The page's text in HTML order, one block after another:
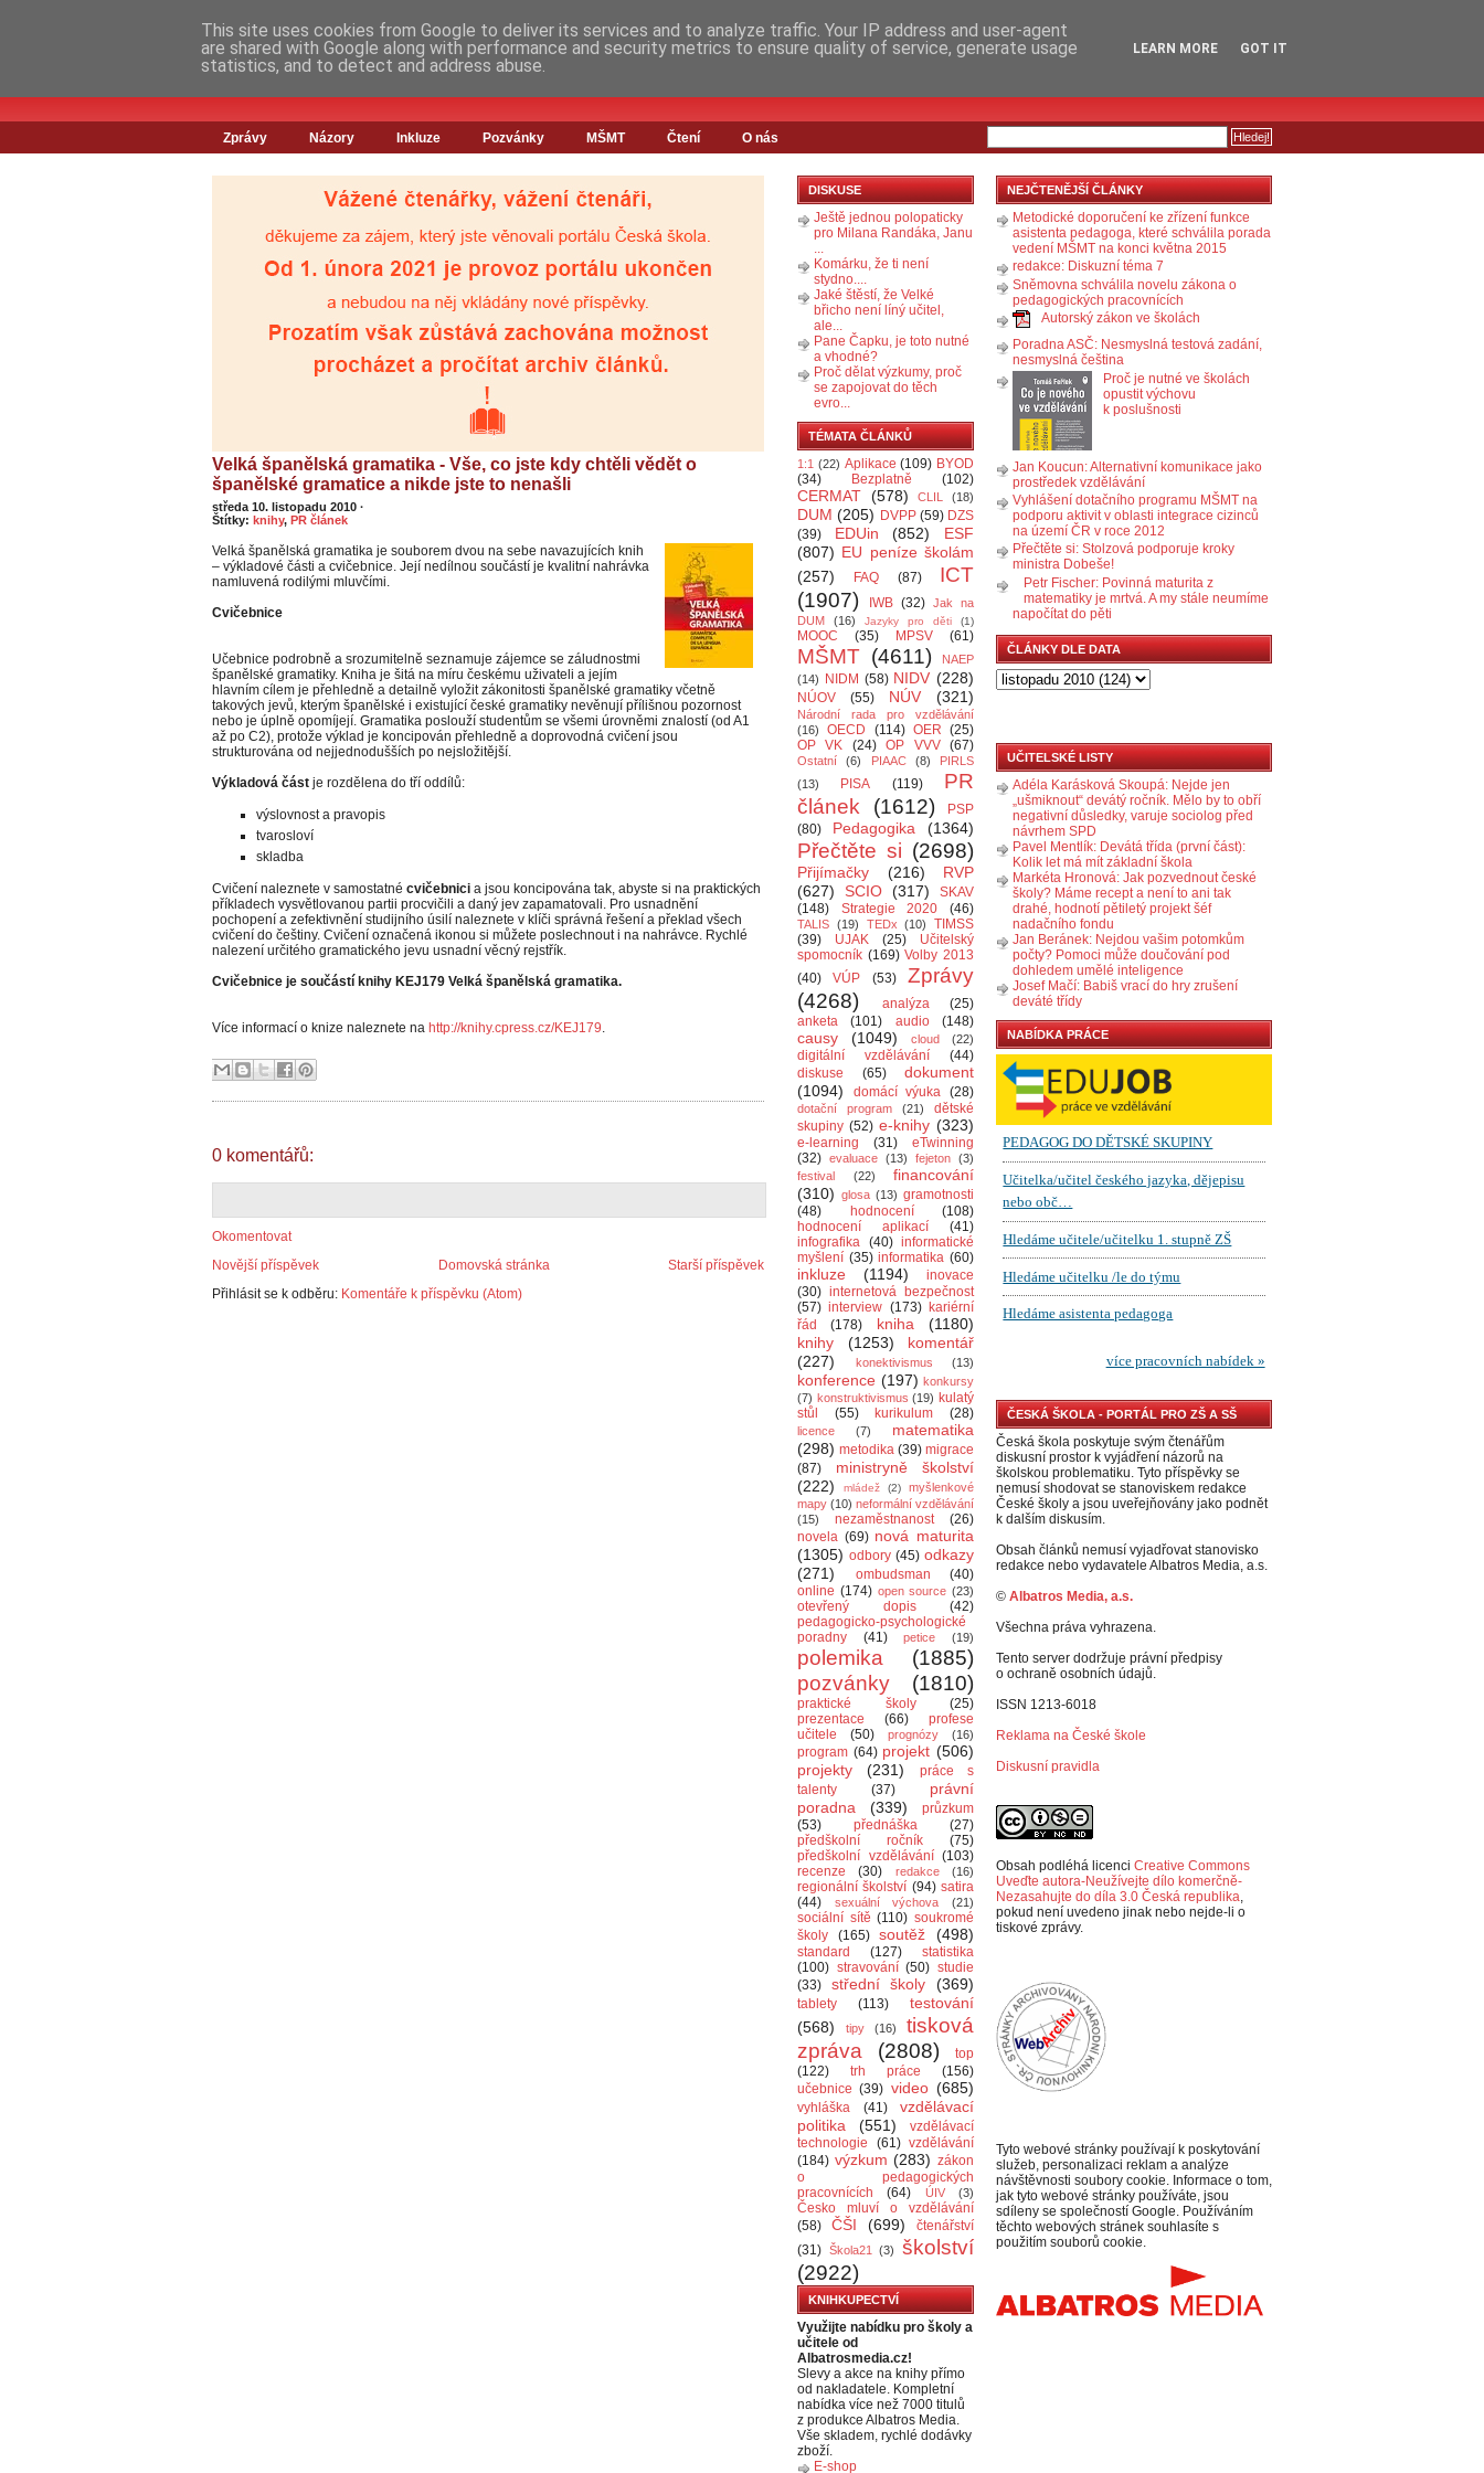
Zprávy Názory Inkluze Pozvánky MŠMT Čtení O nás
Velká španělská gramatika - Vše, co jste kdy chtěli vědět o
španělské gramatice a nikde jste to nenašli
středa 10. listopadu 2010 ·
Štítky: knihy, PR článek
Velká španělská gramatika je souborem dvou na sebe navazujících knih
– výkladové části a cvičebnice. Její nedílnou součástí je kvalitní nahrávka
namluvená rodilými mluvčími.
Cvičebnice
Učebnice podrobně a srozumitelně seznamuje zájemce se záludnostmi
španělské gramatiky. Kniha je šitá na míru českému uživateli a jejím
hlavním cílem je přehledně a detailně vyložit zákonitosti španělské gramatiky včetně
takových jevů, kterým španělské i existující české gramatiky nevěnují přílišnou pozornost
nebo je úplně opomíjejí. Gramatika poslouží studentům se všemi úrovněmi znalostí (od A1
až po C2), protože výklad je koncipován přehledně a doprovodná cvičení jsou
strukturována od nejjednodušších po nejsložitější.
Výkladová část je rozdělena do tří oddílů:
výslovnost a pravopis
tvarosloví
skladba
Cvičení naleznete v samostatné cvičebnici a jsou koncipována tak, abyste si na praktických
příkladech vysvětlovanou partii procvičili a daný jev zapamatovali. Pro usnadnění
pochopení a zefektivnění studijního úsilí naleznete v klíči správná řešení a překlad všech
cvičení do češtiny. Cvičení označená ikonou si můžete poslechnout i na nahrávce. Rychlé
nalezení určitého gramatického jevu usnadní věcný rejstřík.
Cvičebnice je součástí knihy KEJ179 Velká španělská gramatika.
Více informací o knize naleznete na http://knihy.cpress.cz/KEJ179.
0 komentářů:
Okomentovat
Novější příspěvek
Starší příspěvek
Domovská stránka
Přihlásit se k odběru: Komentáře k příspěvku (Atom)
DISKUSE
Ještě jednou polopaticky
pro Milana Randáka, Janu
...
Komárku, že ti není
stydno....
Jaké štěstí, že Velké
břicho není líný učitel,
ale...
Pane Čapku, je toto nutné
a vhodné?
Proč dělat výzkumy, proč
se zapojovat do těch
evro...
TÉMATA ČLÁNKŮ
1:1 (22) Aplikace (109) BYOD
(34)
Bezplatně (102)
CERMAT (578) CLIL (18)
DUM (205) DVPP (59) DZS
(39)
EDUin (852)
ESF
(807) EU peníze školám
(257)
FAQ (87)
ICT
(1907)
IWB (32) Jak na
DUM
(16) Jazyky pro děti (1)
MOOC (35) MPSV (61)
MŠMT (4611)
NAEP
(14)
NIDM (58) NIDV (228)
NÚOV (55) NÚV (321)
Národní rada pro vzdělávání
(16)
OECD (114) OER (25)
OP VK
(24) OP VVV (67)
Ostatní (6) PIAAC (8)
PIRLS
(13)
PISA (119)
PR
článek
(1612)
PSP
(80)
Pedagogika (1364)
Přečtěte si (2698)
Přijímačky (216)
RVP
(627)
SCIO (317)
SKAV
(148)
Strategie 2020 (46)
TALIS (19) TEDx (10)
TIMSS
(39)
UJAK (25)
Učitelský
spomocník (169) Volby 2013
(40)
VÚP (53)
Zprávy
(4268)
analýza
(25)
anketa
(101) audio (148)
causy (1049) cloud (22)
digitální vzdělávání
(44)
diskuse
(65)
dokument
(1094)
domácí výuka (28)
dotační program (21)
dětské
skupiny (52) e-knihy (323)
e-learning (31)
eTwinning
(32) evaluace (13) fejeton (3)
festival
(22)
financování
(310) glosa (13) gramotnosti
(48)
hodnocení
(108)
hodnocení aplikací
(41)
infografika (40) informatické
myšlení (35) informatika (60)
inkluze (1194)
inovace
(30) internetová bezpečnost
(57) interview (173) kariérní
řád
(178) kniha
(1180)
knihy
(1253)
komentář
(227)
konektivismus (13)
konference (197) konkursy
(7) konstruktivismus (19) kulatý
stůl
(55) kurikulum (28)
licence (7)
matematika
(298) metodika (39) migrace
(87)
ministryně školství
(222)
mládež (2)
myšlenkové
mapy (10) neformální vzdělávání
(15)
nezaměstnanost
(26)
novela (69) nová maturita
(1305) odbory (45) odkazy
(271)
ombudsman
(40)
online (174) open source (23)
otevřený dopis
(42)
pedagogicko-psychologické
poradny
(41) petice (19)
polemika
(1885)
pozvánky
(1810)
praktické školy
(25)
prezentace
(66)
profese
učitele
(50) prognózy (16)
program (64) projekt (506)
projekty
(231)
práce s
talenty
(37)
právní
poradna
(339)
průzkum
(53)
přednáška
(27)
předškolní ročník
(75)
předškolní vzdělávání (103)
recenze
(30) redakce (16)
regionální školství (94) satira
(44)
sexuální výchova (21)
sociální sítě (110) soukromé
školy
(165) soutěž (498)
standard (127)
statistika
(100) stravování (50) studie
(33)
střední školy (369)
tablety (113)
testování
(568)
tipy (16)
tisková
zpráva
(2808)
top
(122)
trh práce
(156)
učebnice (39) video (685)
vyhláška (41)
vzdělávací
politika
(551)
vzdělávací
technologie
(61) vzdělávání
(184) výzkum (283) zákon
o pedagogických
pracovnících
(64) ÚIV (3)
Česko mluví o vzdělávání
(58)
ČŠI (699)
čtenářství
(31) Škola21 (3)
školství
(2922)
KNIHKUPECTVÍ
Využijte nabídku pro školy a
učitele od
Albatrosmedia.cz!
Slevy a akce na knihy přímo
od nakladatele. Kompletní
nabídka více než 7000 titulů
z produkce Albatros Media.
Vše skladem, rychlé dodávky
zboží.
E-shop
NEJČTENĚJŠÍ ČLÁNKY
Metodické doporučení ke zřízení funkce
asistenta pedagoga, které schválila porada
vedení MŠMT na konci května 2015
redakce: Diskuzní téma 7
Sněmovna schválila novelu zákona o
pedagogických pracovnících
Autorský zákon ve školách
Poradna ASČ: Nesmyslná testová zadání,
nesmyslná čeština
Proč je nutné ve školách
opustit výchovu
k poslušnosti
Jan Koucun: Alternativní komunikace jako
prostředek vzdělávání
Vyhlášení dotačního programu MŠMT na
podporu aktivit v oblasti integrace cizinců
na území ČR v roce 2012
Přečtěte si: Stolzová podporuje kroky
ministra Dobeše!
Petr Fischer: Povinná maturita z
matematiky je mrtvá. A my stále neumíme
napočítat do pěti
ČLÁNKY DLE DATA
UČITELSKÉ LISTY
Adéla Karásková Skoupá: Nejde jen
„ušmiknout“ devátý ročník. Mělo by to obří
negativní důsledky, varuje sociolog před
návrhem SPD
Pavel Mentlík: Devátá třída (první část):
Kolik let má mít základní škola
Markéta Hronová: Jak pozvednout české
školy? Máme recept a není to ani tak
drahé, hodnotí pětiletý projekt šéf
nadačního fondu
Jan Beránek: Nejdou vašim potomkům
počty? Pomoci může doučování pod
dohledem umělé inteligence
Josef Mačí: Babiš vrací do hry zrušení
deváté třídy
NABÍDKA PRÁCE
ČESKÁ ŠKOLA - PORTÁL PRO ZŠ A SŠ
Česká škola poskytuje svým čtenářům
diskusní prostor k vyjádření názorů na
školskou problematiku. Tyto příspěvky se
nemusí shodovat se stanoviskem redakce
České školy a jsou uveřejňovány jako podnět
k dalším diskusím.
Obsah článků nemusí vyjadřovat stanovisko
redakce nebo vydavatele Albatros Media, a.s.
© Albatros Media, a.s.
Všechna práva vyhrazena.
Tento server dodržuje právní předpisy
o ochraně osobních údajů.
ISSN 1213-6018
Reklama na České škole
Diskusní pravidla
Obsah podléhá licenci Creative Commons
Uveďte autora-Neužívejte dílo komerčně-
Nezasahujte do díla 3.0 Česká republika,
pokud není uvedeno jinak nebo nejde-li o
tiskové zprávy.
Tyto webové stránky používají k poskytování
služeb, personalizaci reklam a analýze
návštěvnosti soubory cookie. Informace o tom,
jak tyto webové stránky používáte, jsou
sdíleny se společností Google. Používáním
těchto webových stránek souhlasíte s
použitím souborů cookie.
This site uses cookies from Google to deliver its services and to analyze traffic. Your IP address and user-agent
are shared with Google along with performance and security metrics to ensure quality of service, generate usage
statistics, and to detect and address abuse.
LEARN MORE GOT IT